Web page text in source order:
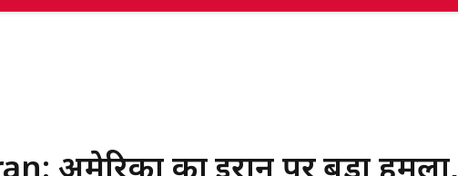
अमेरिका का ईरान पर बड़ा हमला,